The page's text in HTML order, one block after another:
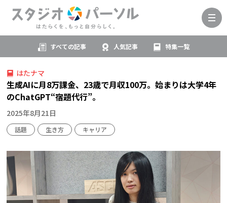
すべての記事 人気記事 特集一覧
はたナマ
生成AIに月8万課金、23歳で月収100万。始まりは大学4年
のChatGPT“宿題代行”。
2025年8月21日
話題 生き方 キャリア